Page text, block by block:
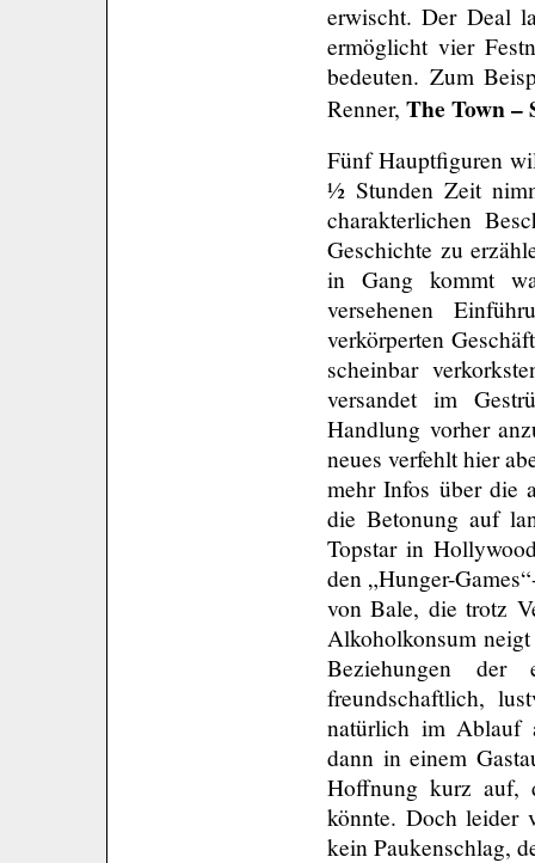
erwischt. Der Deal
ermöglicht vier
bedeuten. Zum
Renner, The Town –
Fünf Hauptfiguren
½ Stunden Zeit
charakterlichen
Geschichte zu
in Gang kommt
versehenen
verkörperten
scheinbar
versandet im
Handlung vorher
neues verfehlt hier
mehr Infos über die
die Betonung auf
Topstar in
den „Hunger-
von Bale, die trotz
Alkoholkonsum
Beziehungen der
freundschaftlich,
natürlich im Ablauf
dann in einem
Hoffnung kurz auf,
könnte. Doch leider
kein Paukenschlag,